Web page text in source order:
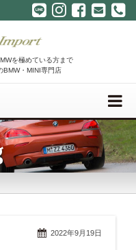
を極めている方まで
BMW・MINI専門店
2022年9月19日